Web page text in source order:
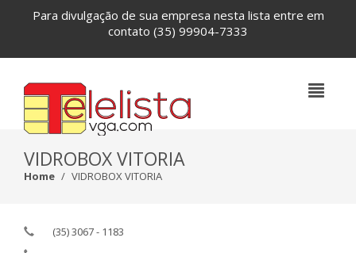
Para divulgação de sua empresa nesta lista entre em
contato (35) 99904-7333
VIDROBOX VITORIA
Home VIDROBOX VITORIA
(35) 3067 - 1183